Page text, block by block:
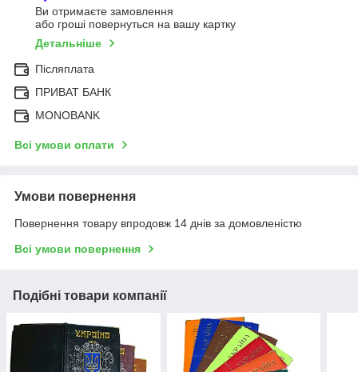
Ви отримаєте замовлення
або гроші повернуться на вашу картку
Детальніше
Післяплата
ПРИВАТ БАНК
MONOBANK
Всі умови оплати
Умови повернення
Повернення товару впродовж 14 днів за домовленістю
Всі умови повернення
Подібні товари компанії